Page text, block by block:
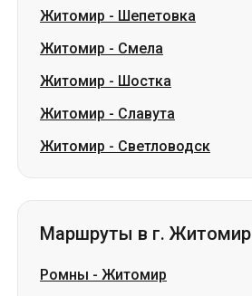
Житомир - Шепетовка
Житомир - Смела
Житомир - Шостка
Житомир - Славута
Житомир - Светловодск
Маршруты в г. Житомир
Ромны - Житомир